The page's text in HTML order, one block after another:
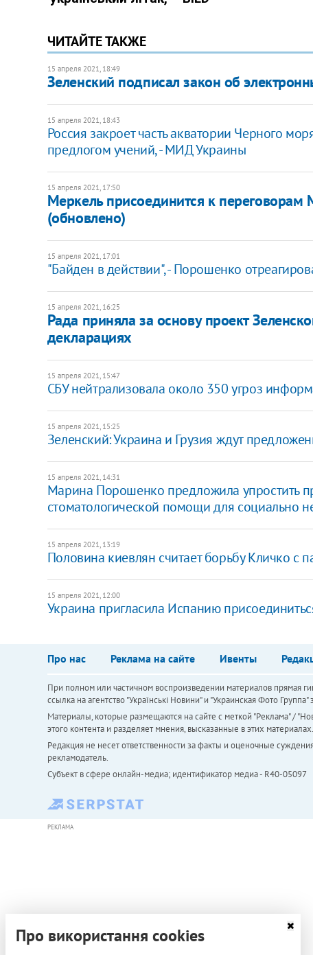
ЧИТАЙТЕ ТАКЖЕ
15 апреля 2021, 18:49
Зеленский подписал закон об
15 апреля 2021, 18:43
Россия закроет часть акватории Черного
предлогом учений, - МИД Украины
15 апреля 2021, 17:50
Меркель присоединится к переговорам
(обновлено)
15 апреля 2021, 17:01
"Байден в действии", - Порошенко
15 апреля 2021, 16:25
Рада приняла за основу проект
декларациях
15 апреля 2021, 15:47
СБУ нейтрализовала около 350 угроз
15 апреля 2021, 15:25
Зеленский: Украина и Грузия ждут
15 апреля 2021, 14:31
Марина Порошенко предложила упростить
стоматологической помощи для социально
15 апреля 2021, 13:19
Половина киевлян считает борьбу Кличко с
15 апреля 2021, 12:00
Украина пригласила Испанию
Про нас Реклама на сайте Ивенты
При полном или частичном воспроизведении материалов прямая
ссылка на агентство "Українськi Новини" и "Украинская Фото
Материалы, которые размещаются на сайте с меткой "Реклама" /
этого контента и разделяет мнения, высказанные в этих материалах.
Редакция не несет ответственности за факты и оценочные
рекламодатель.
Субъект в сфере онлайн-медиа; идентификатор медиа - R40-05097
РЕКЛАМА
Про використання cookies